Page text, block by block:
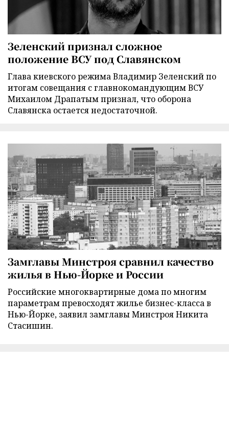
Зеленский признал сложное
положение ВСУ под Славянском
Глава киевского режима Владимир Зеленский по
итогам совещания с главнокомандующим ВСУ
Михаилом Драпатым признал, что оборона
Славянска остается недостаточной.
Замглавы Минстроя сравнил качество
жилья в Нью-Йорке и России
Российские многоквартирные дома по многим
параметрам превосходят жилье бизнес-класса в
Нью-Йорке, заявил замглавы Минстроя Никита
Стасишин.